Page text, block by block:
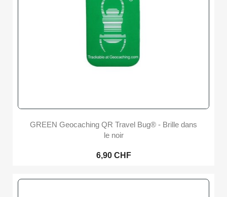
GREEN Geocaching QR Travel Bug® - Brille dans
le noir
6,90 CHF